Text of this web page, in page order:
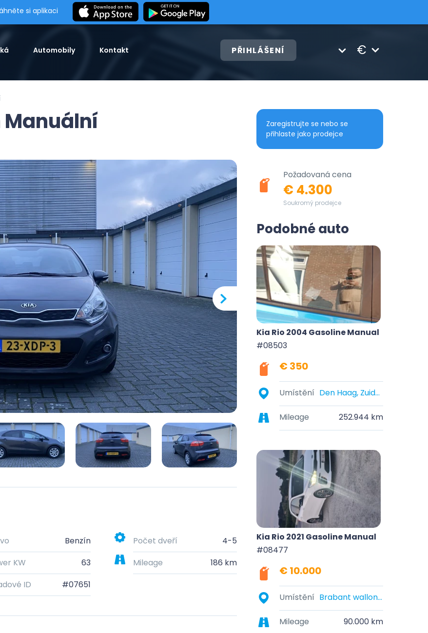
si aplikaci
Automobily Kontakt PŘIHLÁŠENÍ €
Manuální
Benzín Počet dveří
4-5
KW 63 Mileage
186 km
ID #07651
Zaregistrujte se nebo se
přihlaste jako prodejce
Požadovaná cena
€ 4.300
Soukromý prodejce
Podobné auto
Kia Rio 2004 Gasoline Manual
#08503
€ 350
Umístění Den Haag, Zuid-Holland, Nederland
Mileage 252.944 km
Kia Rio 2021 Gasoline Manual
#08477
€ 10.000
Umístění Brabant wallon, Belgique
Mileage 90.000 km